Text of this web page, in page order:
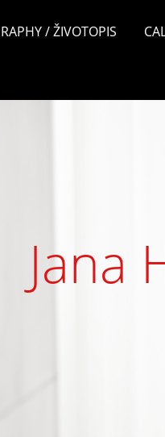
/ ŽIVOTOPIS
Jana